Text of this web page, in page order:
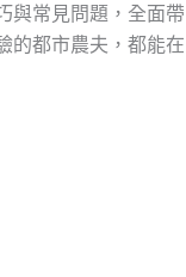
與常見問題，全面帶
的都市農夫，都能在